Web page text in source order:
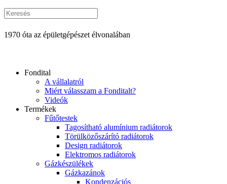
1970 óta az épületgépészet élvonalában
Fondital
A vállalatról
Miért válasszam a Fonditalt?
Videók
Termékek
Fűtőtestek
Tagosítható alumínium radiátorok
Törülközőszárító radiátorok
Design radiátorok
Elektromos radiátorok
Gázkészülékek
Gázkazánok
Kondenzációs